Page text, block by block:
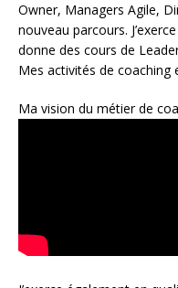
Owner, Managers Agile,
nouveau parcours.
donne des cours de
Mes activités de coaching
Ma vision du métier de